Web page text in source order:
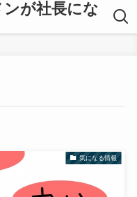
が社長にな
気になる情報